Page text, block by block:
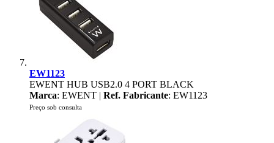
EW1123
EWENT HUB USB2.0 4 PORT BLACK
Marca: EWENT | Ref. Fabricante: EW1123
Preço sob consulta